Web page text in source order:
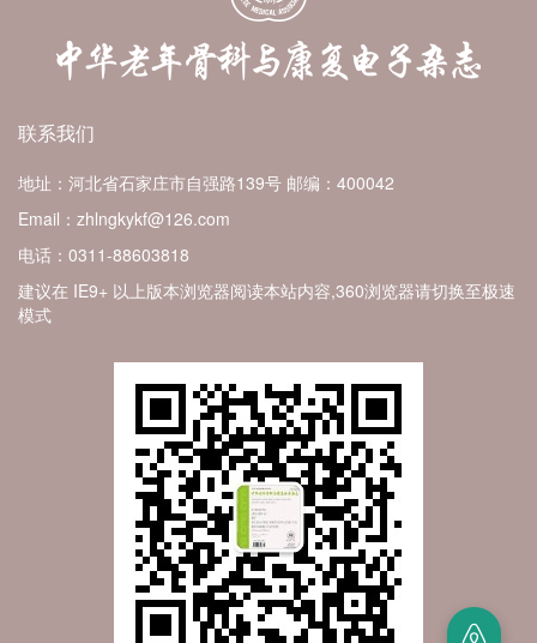
联系我们
地址：河北省石家庄市自强路139号 邮编：400042
Email：zhlngkykf@126.com
电话：0311-88603818
建议在 IE9+ 以上版本浏览器阅读本站内容,360浏览器请切换至极速
模式